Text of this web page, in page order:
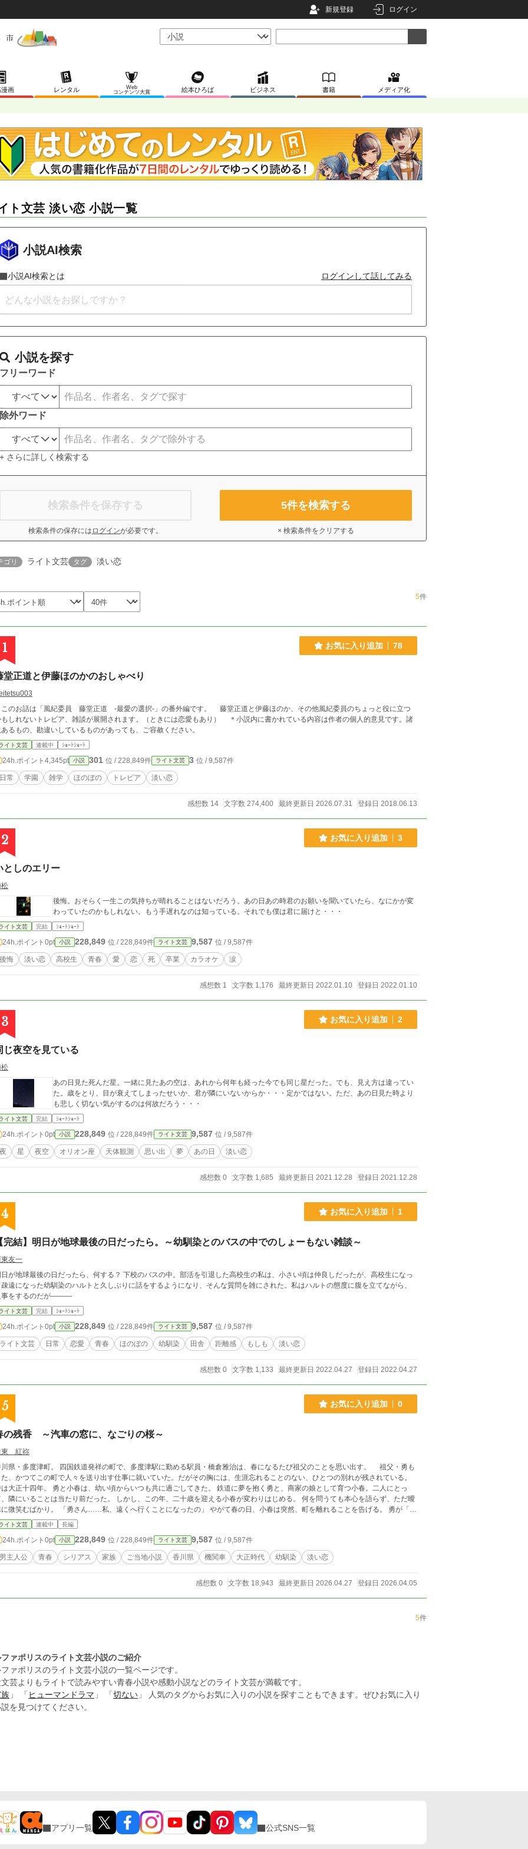
新規登録 ログイン
画 レンタル
Web
コンテンツ大賞
絵本ひろば ビジネス 書籍 メディア化
ト文芸 淡い恋 小説一覧
小説AI検索
小説AI検索とは ログインして話してみる
小説を探す
フリーワード
除外ワード
+ さらに詳しく検索する
検索条件を保存する
検索条件の保存には ログインが必要です。
5件を検索する
× 検索条件をクリアする
ゴリ ライト文芸 タグ 淡い恋
5件
1 お気に入り追加 78
堂正道と伊藤ほのかのおしゃべり
のお話は「風紀委員 藤堂正道 -最愛の選択-」の番外編です。 藤堂正道と伊藤ほのか、その他風紀委員のちょっと役に立つ
しれないトレビア、雑談が展開されます。（ときには恋愛もあり） ＊小説内に書かれている内容は作者の個人的意見です。諸
るもの、勘違いしているものがあっても、ご容赦ください。
イト文芸 連載中 ｼｮｰﾄｼｮｰﾄ
24h.ポイント 4,345pt 小説 301 位 / 228,849件 ライト文芸 3 位 / 9,587件
日常 学園 雑学 ほのぼの トレビア 淡い恋
感想数 14 文字数 274,400 最終更新日 2026.07.31 登録日 2018.06.13
2 お気に入り追加 3
としのエリー
後悔。おそらく一生この気持ちが晴れることはないだろう。あの日あの時君のお願いを聞いていたら、なにかが変
わっていたのかもしれない。もう手遅れなのは知っている。それでも僕は君に届けと・・・
イト文芸 完結 ｼｮｰﾄｼｮｰﾄ
24h.ポイント 0pt 小説 228,849 位 / 228,849件 ライト文芸 9,587 位 / 9,587件
後悔 淡い恋 高校生 青春 愛 恋 死 卒業 カラオケ 涙
感想数 1 文字数 1,176 最終更新日 2022.01.10 登録日 2022.01.10
3 お気に入り追加 2
じ夜空を見ている
あの日見た死んだ星。一緒に見たあの空は、あれから何年も経った今でも同じ星だった。でも、見え方は違ってい
た。歳をとり、目が衰えてしまったせいか、君が隣にいないからか・・・定かではない。ただ、あの日見た時より
も悲しく切ない気がするのは何故だろう・・・
イト文芸 完結 ｼｮｰﾄｼｮｰﾄ
24h.ポイント 0pt 小説 228,849 位 / 228,849件 ライト文芸 9,587 位 / 9,587件
夜 星 夜空 オリオン座 天体観測 思い出 夢 あの日 淡い恋
感想数 0 文字数 1,685 最終更新日 2021.12.28 登録日 2021.12.28
4 お気に入り追加 1
完結】明日が地球最後の日だったら。～幼馴染とのバスの中でのしょーもない雑談～
友一
球最後の日だったら、何する？ 下校のバスの中。部活を引退した高校生の私は、小さい頃は仲良しだったが、高校生になっ
遠になった幼馴染のハルトと久しぶりに話をするようになり、そんな質問を雑にされた。私はハルトの態度に腹を立てながら、
事をするのだが―――
イト文芸 完結 ｼｮｰﾄｼｮｰﾄ
24h.ポイント 0pt 小説 228,849 位 / 228,849件 ライト文芸 9,587 位 / 9,587件
ライト文芸 日常 恋愛 青春 ほのぼの 幼馴染 田舎 距離感 もしも 淡い恋
感想数 0 文字数 1,133 最終更新日 2022.04.27 登録日 2022.04.27
5 お気に入り追加 0
の残香 ～汽車の窓に、なごりの桜～
東 紅祢
県・多度津町。 四国鉄道発祥の町で、多度津駅に勤める駅員・橋倉雅治は、春になるたび祖父のことを思い出す。 祖父・勇も
、かつてこの町で人々を送り出す仕事に就いていた。だがその胸には、生涯忘れることのない、ひとつの別れが残されている。
大正十四年。 勇と小春は、幼い頃からいつも共に過ごしてきた。 鉄道に夢を抱く勇と、商家の娘として育つ小春。二人にとっ
隣にいることは当たり前だった。 しかし、この年、二十歳を迎える小春が変わりはじめる。 何を問うても本心を語らず、ただ曖
り。 「勇さん……私、遠くへ行くことになったの」 やがて春の日、小春は突然、町を離れることを告げる。 勇が「い
問えば「明日」と答えた。 「見送りは……いいから」 小春はそう言うと僅かに視線をそらした。 翌日――勇は駅員としての
の仕事に就き、ホームに立つ。 押し寄せる人波の中、必死に小春の姿を探すが見つからない。 発車間際、ようやく視界の端に彼
姿をとらえる。 窓を隔て、互いに気付く二人。 言葉を交わそうとしたその瞬間、汽笛がすべてを掻き消した。 動き出す汽車の窓
されたのは、伝えられなかった想いと、散りゆく桜だけだった。
イト文芸 連載中 長編
24h.ポイント 0pt 小説 228,849 位 / 228,849件 ライト文芸 9,587 位 / 9,587件
男主人公 青春 シリアス 家族 ご当地小説 香川県 機関車 大正時代 幼馴染 淡い恋
感想数 0 文字数 18,943 最終更新日 2026.04.27 登録日 2026.04.05
5件
ァポリスのライト文芸小説のご紹介
ァポリスのライト文芸小説の一覧ページです。
芸よりもライトで読みやすい青春小説や感動小説などのライト文芸が満載です。
」 「 ヒューマンドラマ 」 「 切ない 」 人気のタグからお気に入りの小説を探すこともできます。ぜひお気に入り
を見つけてください。
アプリ一覧 公式SNS一覧